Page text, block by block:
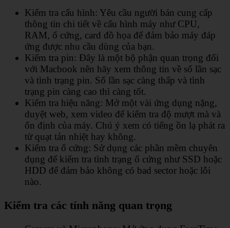
Kiểm tra cấu hình: Yêu cầu người bán cung cấp
thông tin chi tiết về cấu hình máy như CPU,
RAM, ổ cứng, card đồ họa để đảm bảo máy đáp
ứng được nhu cầu dùng của bạn.
Kiểm tra pin: Đây là một bộ phận quan trọng đối
với Macbook nên hãy xem thông tin về số lần sạc
và tình trạng pin. Số lần sạc càng thấp và tình
trạng pin càng cao thì càng tốt.
Kiểm tra hiệu năng: Mở một vài ứng dụng nặng,
duyệt web, xem video để kiểm tra độ mượt mà và
ổn định của máy. Chú ý xem có tiếng ồn lạ phát ra
từ quạt tản nhiệt hay không.
Kiểm tra ổ cứng: Sử dụng các phần mềm chuyên
dụng để kiểm tra tình trạng ổ cứng như SSD hoặc
HDD để đảm bảo không có bad sector hoặc lỗi
nào.
Kiểm tra các tính năng quan trọng